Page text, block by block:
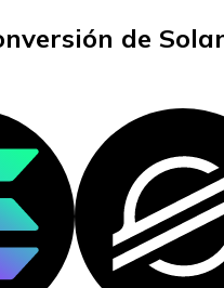
de